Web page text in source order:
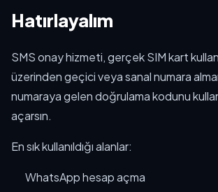
Hatırlayalım
SMS onay hizmeti, gerçek SIM kart
üzerinden geçici veya sanal numara
numaraya gelen doğrulama kodunu
açarsın.
En sık kullanıldığı alanlar:
WhatsApp hesap açma